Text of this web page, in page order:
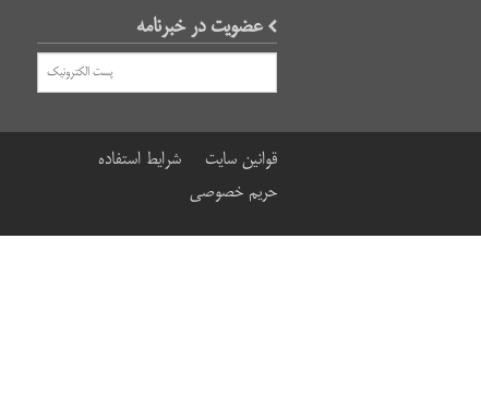
عضویت در خبرنامه
قوانین سایت
شرایط استفاده
حریم خصوصی